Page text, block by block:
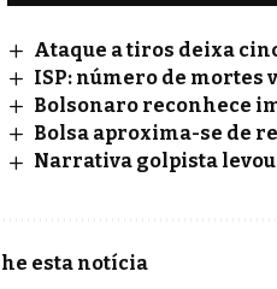
Ataque a tiros deixa
ISP: número de mortes
Bolsonaro reconhece
Bolsa aproxima-se de
Narrativa golpista levou
esta notícia